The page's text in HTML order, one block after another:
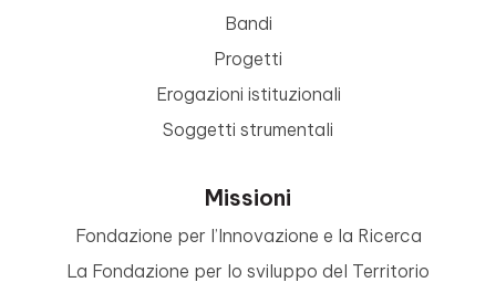
Bandi
Progetti
Erogazioni istituzionali
Soggetti strumentali
Missioni
Fondazione per l’Innovazione e la Ricerca
La Fondazione per lo sviluppo del Territorio